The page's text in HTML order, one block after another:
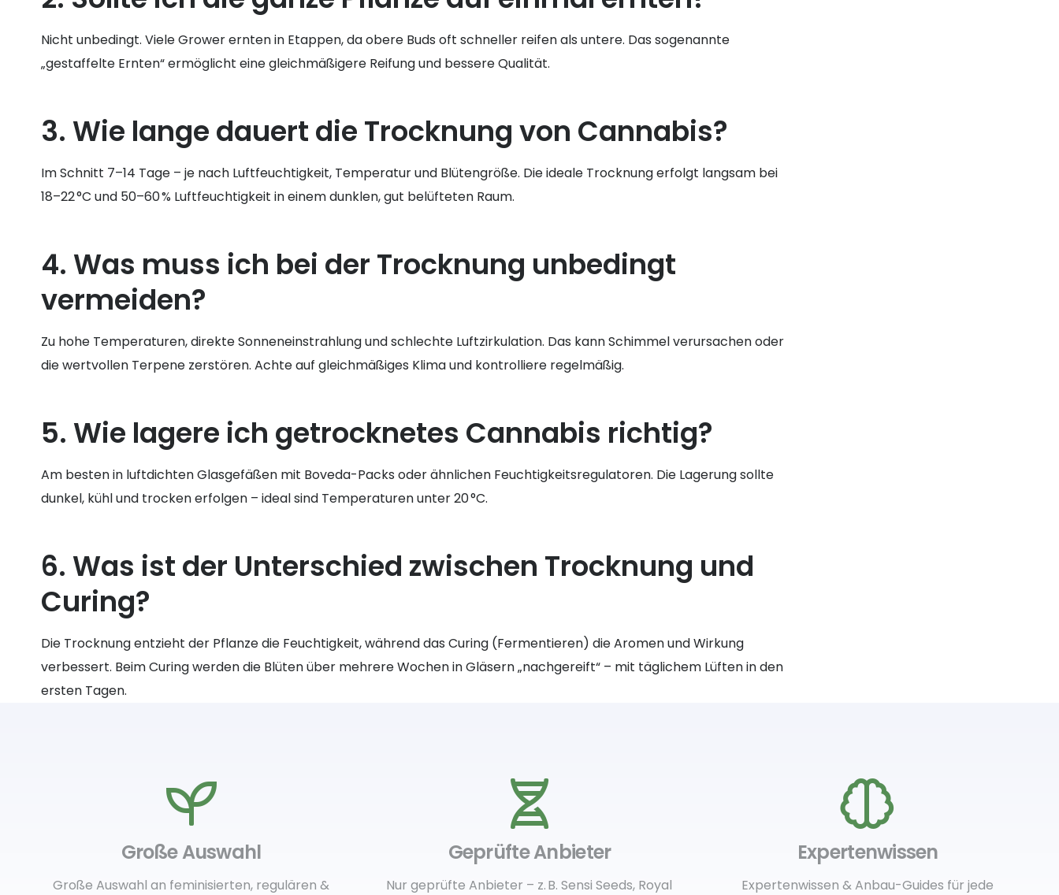
Nicht unbedingt. Viele Grower ernten in Etappen, da obere Buds oft schneller reifen als untere. Das sogenannte
„gestaffelte Ernten“ ermöglicht eine gleichmäßigere Reifung und bessere Qualität.
3. Wie lange dauert die Trocknung von Cannabis?
Im Schnitt 7–14 Tage – je nach Luftfeuchtigkeit, Temperatur und Blütengröße. Die ideale Trocknung erfolgt langsam bei
18–22 °C und 50–60 % Luftfeuchtigkeit in einem dunklen, gut belüfteten Raum.
4. Was muss ich bei der Trocknung unbedingt
vermeiden?
Zu hohe Temperaturen, direkte Sonneneinstrahlung und schlechte Luftzirkulation. Das kann Schimmel verursachen oder
die wertvollen Terpene zerstören. Achte auf gleichmäßiges Klima und kontrolliere regelmäßig.
5. Wie lagere ich getrocknetes Cannabis richtig?
Am besten in luftdichten Glasgefäßen mit Boveda-Packs oder ähnlichen Feuchtigkeitsregulatoren. Die Lagerung sollte
dunkel, kühl und trocken erfolgen – ideal sind Temperaturen unter 20 °C.
6. Was ist der Unterschied zwischen Trocknung und
Curing?
Die Trocknung entzieht der Pflanze die Feuchtigkeit, während das Curing (Fermentieren) die Aromen und Wirkung
verbessert. Beim Curing werden die Blüten über mehrere Wochen in Gläsern „nachgereift“ – mit täglichem Lüften in den
ersten Tagen.
Große Auswahl
Große Auswahl an feminisierten, regulären &
Geprüfte Anbieter
Nur geprüfte Anbieter – z. B. Sensi Seeds, Royal
Expertenwissen
Expertenwissen & Anbau-Guides für jede